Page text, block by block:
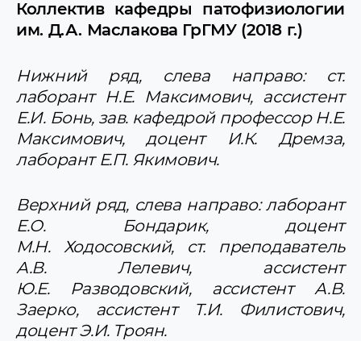
Коллектив кафедры патофизиологии
им. Д.А. Маслакова ГрГМУ (2018 г.)
Нижний ряд, слева направо: ст.
лаборант Н.Е. Максимович, ассистент
Е.И. Бонь, зав. кафедрой профессор Н.Е.
Максимович, доцент И.К. Дремза,
лаборант Е.П. Якимович.
Верхний ряд, слева направо: лаборант
Е.О. Бондарик, доцент
М.Н. Ходосовский, ст. преподаватель
А.В. Лелевич, ассистент
Ю.Е. Разводовский, ассистент А.В.
Заерко, ассистент Т.И. Филистович,
доцент Э.И. Троян.